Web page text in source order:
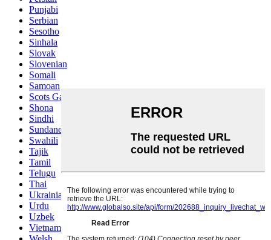
Punjabi
Serbian
Sesotho
Sinhala
Slovak
Slovenian
Somali
Samoan
Scots Gaelic
Shona
Sindhi
Sundanese
Swahili
Tajik
Tamil
Telugu
Thai
Ukrainian
Urdu
Uzbek
Vietnamese